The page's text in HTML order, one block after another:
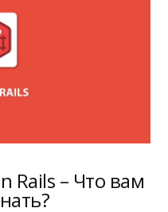
Rails – Что вам